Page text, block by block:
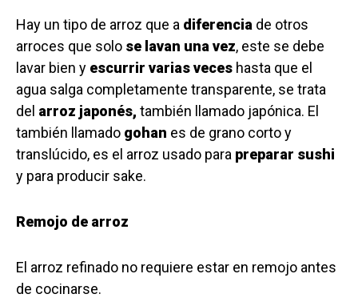
Hay un tipo de arroz que a diferencia de otros
arroces que solo se lavan una vez, este se debe
lavar bien y escurrir varias veces hasta que el
agua salga completamente transparente, se trata
del arroz japonés, también llamado japónica. El
también llamado gohan es de grano corto y
translúcido, es el arroz usado para preparar sushi
y para producir sake.
Remojo de arroz
El arroz refinado no requiere estar en remojo antes
de cocinarse.